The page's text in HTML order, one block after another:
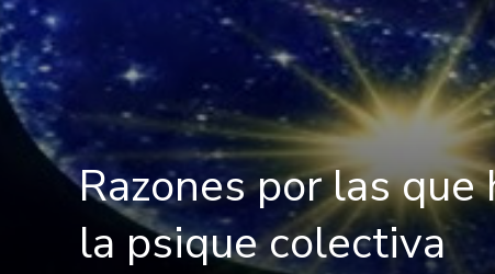
Razones por las
la psique colectiva